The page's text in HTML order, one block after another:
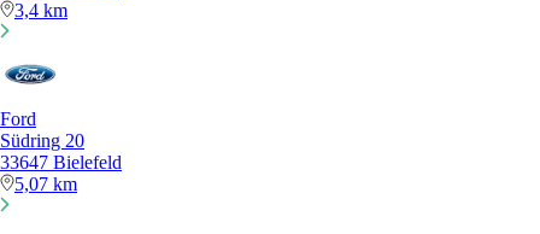
3,4 km
Ford
Südring 20
33647 Bielefeld
5,07 km